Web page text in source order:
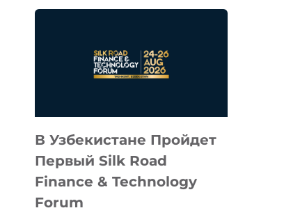
СТАРТАП
NACE.AI
В Узбекистане Пройдет
Первый Silk Road
Finance & Technology
Forum